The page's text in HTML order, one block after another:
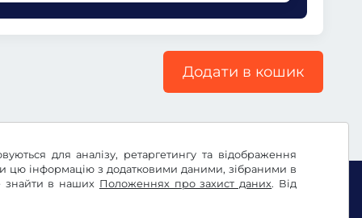
для аналізу, ретаргетингу та відображення
цю інформацію з додатковими даними, зібраними в
знайти в наших Положеннях про захист даних. Від
Додати в кошик